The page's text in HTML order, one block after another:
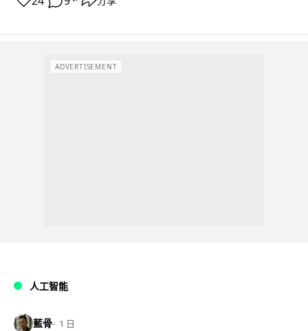
ADVERTISEMENT
人工智能
藍骨 1 日